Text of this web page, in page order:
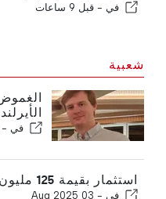
في - قبل 9 ساعات
شعبية
في -
استثمار بقيمة 125 مليون يورو في تطوير الغارف
في - 03 Aug 2025